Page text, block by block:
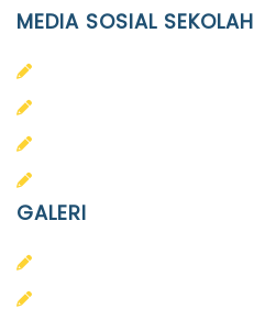
MEDIA SOSIAL SEKOLAH
GALERI